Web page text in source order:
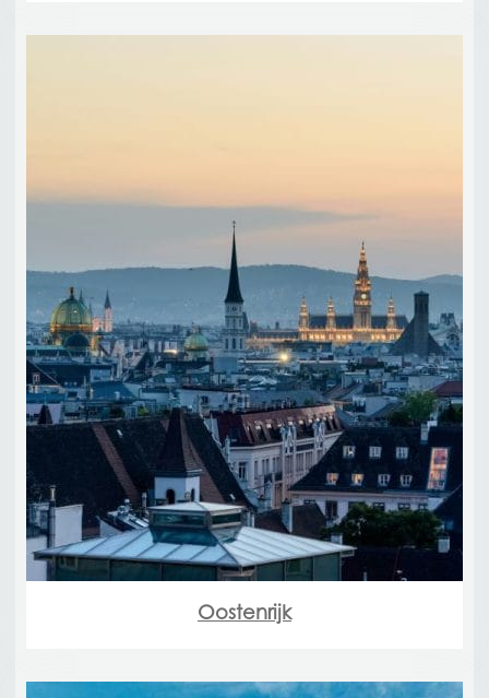
Oostenrijk